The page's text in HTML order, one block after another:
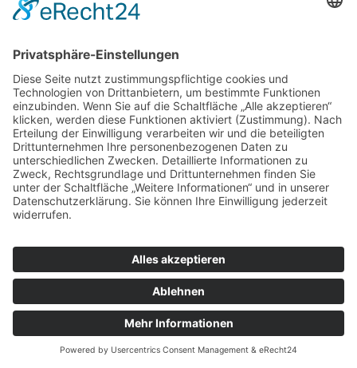
50997 Rodenkirchen
Zum Standort
Wuppertal
Vohwinkler Straße 148
Zum Standort